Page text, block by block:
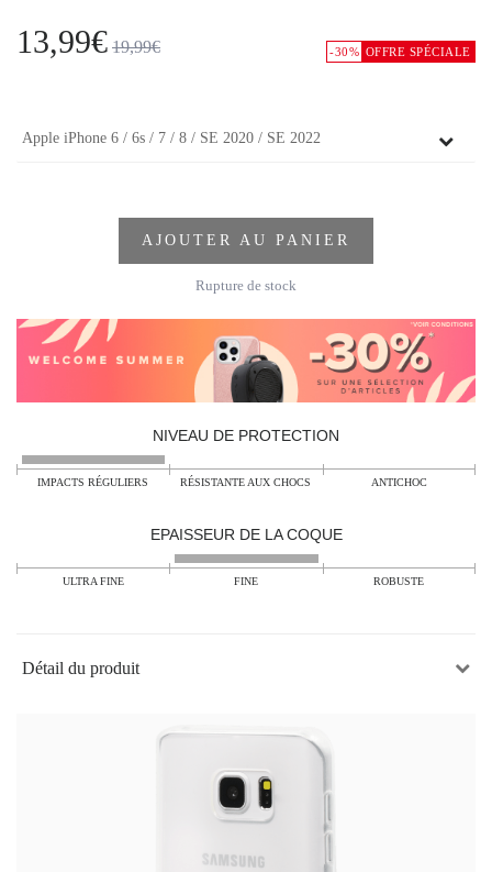
-30% OFFRE SPÉCIALE
13,99€ 19,99€
AJOUTER AU PANIER
Rupture de stock
NIVEAU DE PROTECTION
IMPACTS RÉGULIERS RÉSISTANTE AUX CHOCS ANTICHOC
EPAISSEUR DE LA COQUE
ULTRA FINE FINE ROBUSTE
Détail du produit